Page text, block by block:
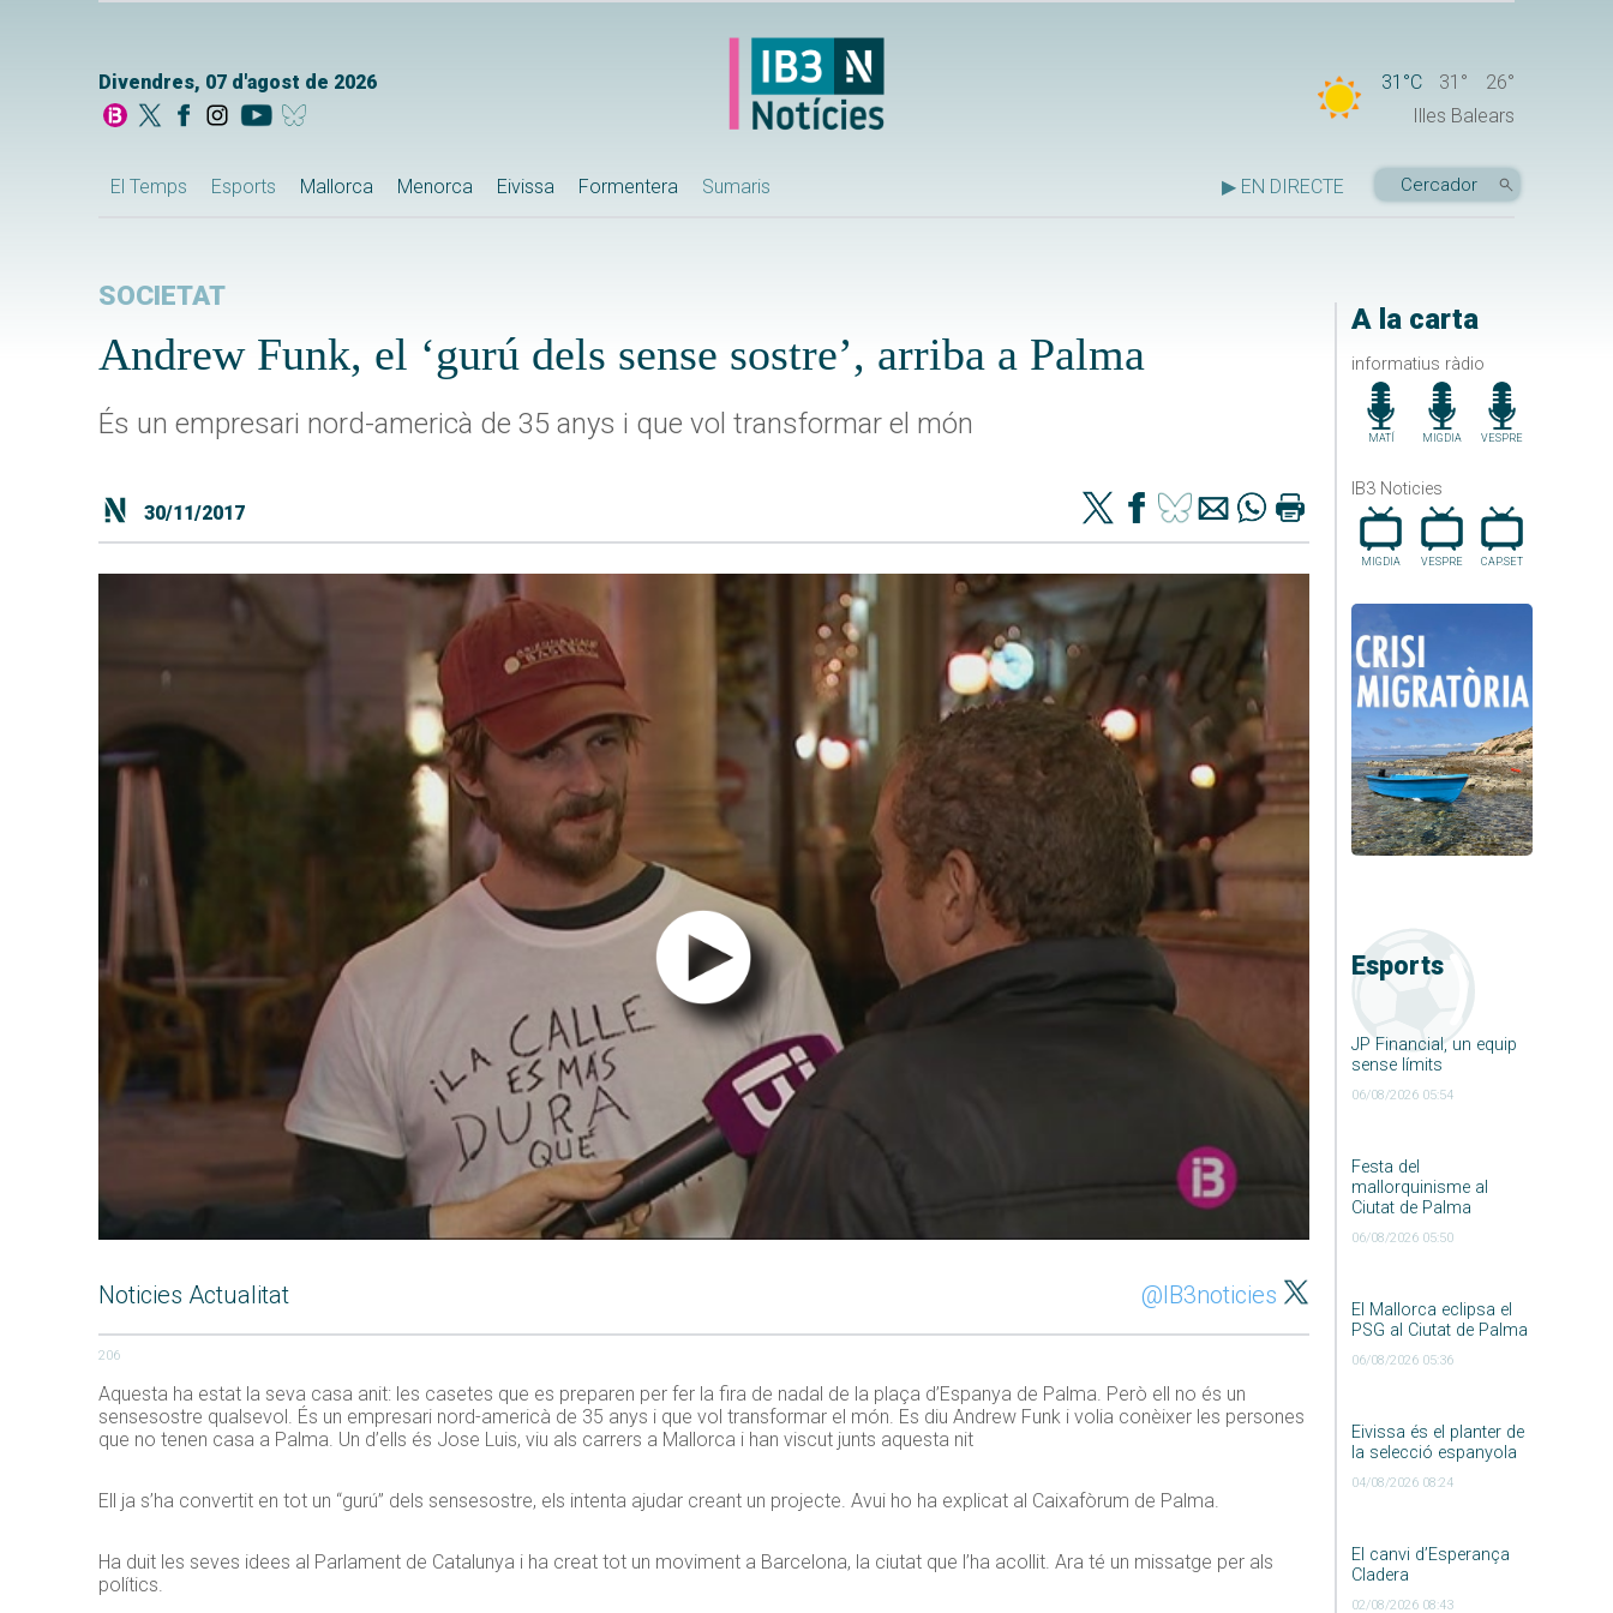
Divendres, 07 d'agost de 2026 31°C 31°
26°
Illes Balears
El Temps Esports Mallorca Menorca Eivissa Formentera Sumaris ▶ EN DIRECTE
A la carta
informatius ràdio
MATÍ MIGDIA VESPRE
IB3 Noticies
MIGDIA VESPRE CAP.SET
Esports
JP Financial, un equip
sense límits
06/08/2026 05:54
Festa del
mallorquinisme al
Ciutat de Palma
06/08/2026 05:50
El Mallorca eclipsa el
PSG al Ciutat de Palma
06/08/2026 05:36
Eivissa és el planter de
la selecció espanyola
04/08/2026 08:24
El canvi d’Esperança
Cladera
02/08/2026 08:43
SOCIETAT
Andrew Funk, el ‘gurú dels sense sostre’, arriba a Palma
És un empresari nord-americà de 35 anys i que vol transformar el món
30/11/2017
Noticies Actualitat @IB3noticies
206
Aquesta ha estat la seva casa anit: les casetes que es preparen per fer la fira de nadal de la plaça d’Espanya de Palma. Però ell no és un
sensesostre qualsevol. És un empresari nord-americà de 35 anys i que vol transformar el món. Es diu Andrew Funk i volia conèixer les persones
que no tenen casa a Palma. Un d’ells és Jose Luis, viu als carrers a Mallorca i han viscut junts aquesta nit
Ell ja s’ha convertit en tot un “gurú” dels sensesostre, els intenta ajudar creant un projecte. Avui ho ha explicat al Caixafòrum de Palma.
Ha duit les seves idees al Parlament de Catalunya i ha creat tot un moviment a Barcelona, la ciutat que l’ha acollit. Ara té un missatge per als
polítics.